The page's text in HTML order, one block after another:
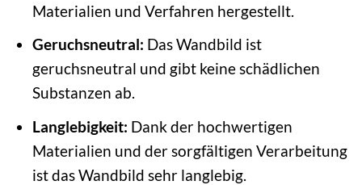
Materialien und Verfahren hergestellt.
Geruchsneutral: Das Wandbild ist
geruchsneutral und gibt keine schädlichen
Substanzen ab.
Langlebigkeit: Dank der hochwertigen
Materialien und der sorgfältigen Verarbeitung
ist das Wandbild sehr langlebig.